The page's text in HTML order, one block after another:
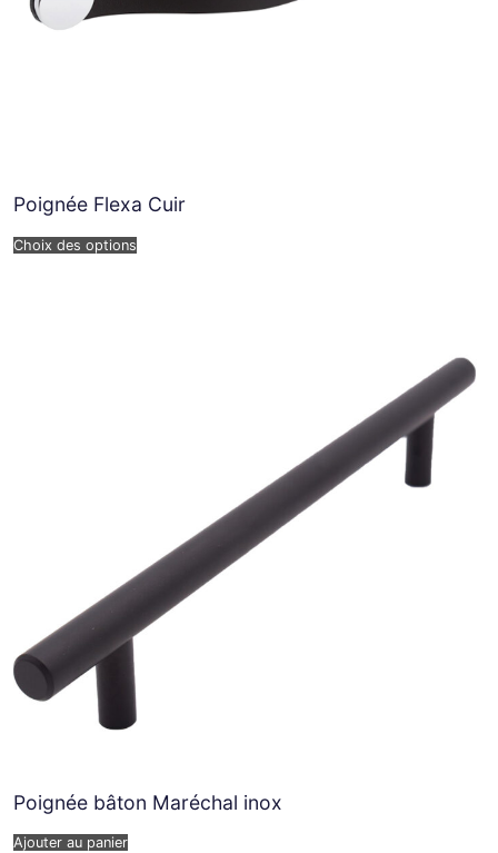
Poignée Flexa Cuir
Choix des options
Poignée bâton Maréchal inox
Ajouter au panier